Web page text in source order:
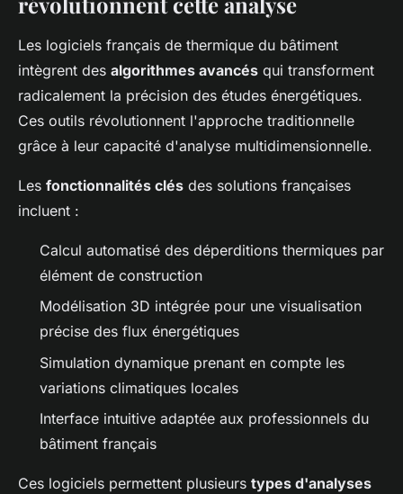
Les logiciels français de thermique du bâtiment
intègrent des algorithmes avancés qui transforment
radicalement la précision des études énergétiques.
Ces outils révolutionnent l'approche traditionnelle
grâce à leur capacité d'analyse multidimensionnelle.
Les fonctionnalités clés des solutions françaises
incluent :
Calcul automatisé des déperditions thermiques par
élément de construction
Modélisation 3D intégrée pour une visualisation
précise des flux énergétiques
Simulation dynamique prenant en compte les
variations climatiques locales
Interface intuitive adaptée aux professionnels du
bâtiment français
Ces logiciels permettent plusieurs types d'analyses